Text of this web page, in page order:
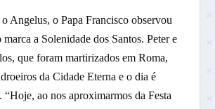
Angelus, o Papa Francisco observou
a Solenidade dos Santos. Peter e
que foram martirizados em Roma,
da Cidade Eterna e o dia é
ao nos aproximarmos da Festa